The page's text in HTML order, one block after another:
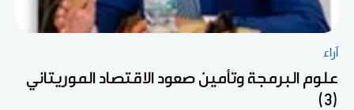
آراء
علوم البرمجة وتأمين صعود الاقتصاد الموريتاني
(3)